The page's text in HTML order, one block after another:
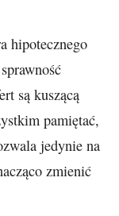
hipotecznego
są kuszącą
pamiętać,
jedynie na
zmienić